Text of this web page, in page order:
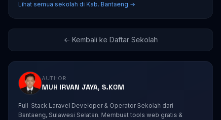
Lihat semua sekolah di Kab. Bantaeng →
← Kembali ke Daftar Sekolah
AUTHOR
MUH IRVAN JAYA, S.KOM
Full-Stack Laravel Developer & Operator Sekolah dari
Bantaeng, Sulawesi Selatan. Membuat tools web gratis &